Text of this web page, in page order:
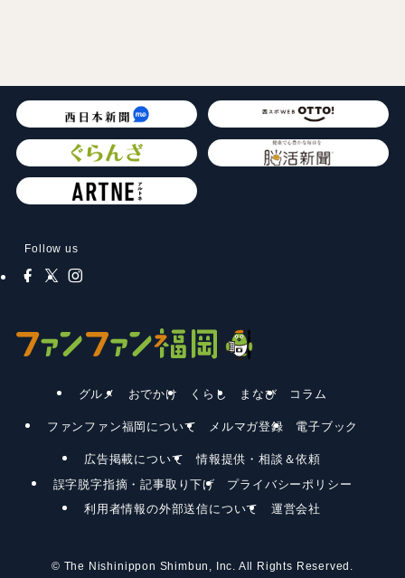
Follow us
グルメ おでかけ くらし まなび コラム
ファンファン福岡について メルマガ登録 電子ブック
広告掲載について
情報提供・相談＆依頼
誤字脱字指摘・記事取り下げ
プライバシーポリシー
利用者情報の外部送信について
運営会社
© The Nishinippon Shimbun, Inc. All Rights Reserved.